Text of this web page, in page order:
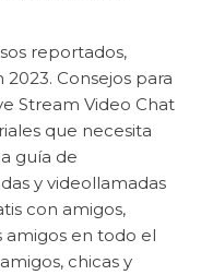
reportados,
Consejos para
Stream Video Chat
que necesita
guía de
y videollamadas
con amigos,
amigos en todo el
chicas y